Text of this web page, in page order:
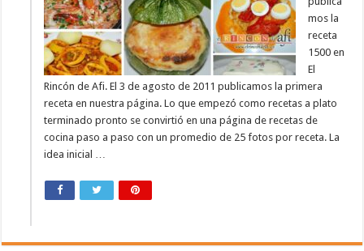
mos la
receta
1500 en
El
Rincón de Afi. El 3 de agosto de 2011 publicamos la primera
receta en nuestra página. Lo que empezó como recetas a plato
terminado pronto se convirtió en una página de recetas de
cocina paso a paso con un promedio de 25 fotos por receta. La
idea inicial …